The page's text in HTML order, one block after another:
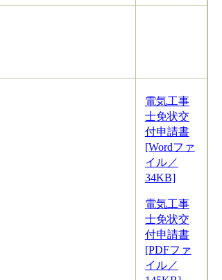
電気工事
士免状交
付申請書
[Wordファ
イル／
34KB]
電気工事
士免状交
付申請書
[PDFファ
イル／